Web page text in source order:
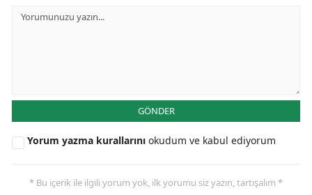
GÖNDER
Yorum yazma kurallarını okudum ve kabul ediyorum
* Bu içerik ile ilgili yorum yok, ilk yorumu siz yazın, tartışalım *